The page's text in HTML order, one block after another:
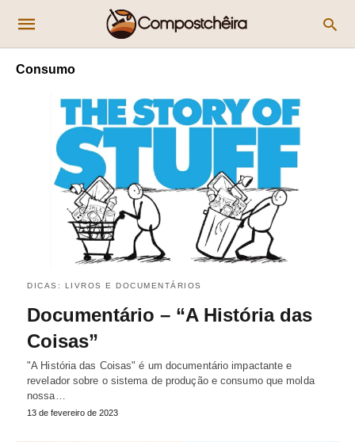
Consumo
DICAS: LIVROS E DOCUMENTÁRIOS
Documentário – “A História das
Coisas”
"A História das Coisas" é um documentário impactante e
revelador sobre o sistema de produção e consumo que molda
nossa…
13 de fevereiro de 2023